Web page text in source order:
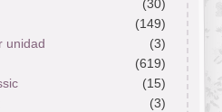
(30)
(149)
unidad
(3)
(619)
(15)
(3)